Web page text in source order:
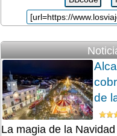
de
La magia de la